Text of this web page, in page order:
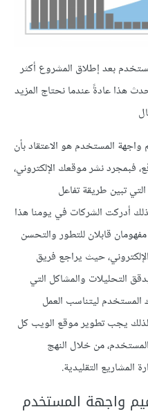
المستخدم بعد إطلاق المشروع أكثر
هذا عادةً عندما نحتاج المزيد
المستخدم هو الاعتقاد بأن
فبمجرد نشر موقعك الإلكتروني،
تبين طريقة تفاعل
أدركت الشركات في يومنا هذا
قابلان للتطور والتحسن
حيث يراجع فريق
التحليلات والمشاكل التي
المستخدم ليتناسب العمل
لذلك يجب تطوير موقع الويب كل
من خلال النهج
المشاريع التقليدية.
واجهة المستخدم